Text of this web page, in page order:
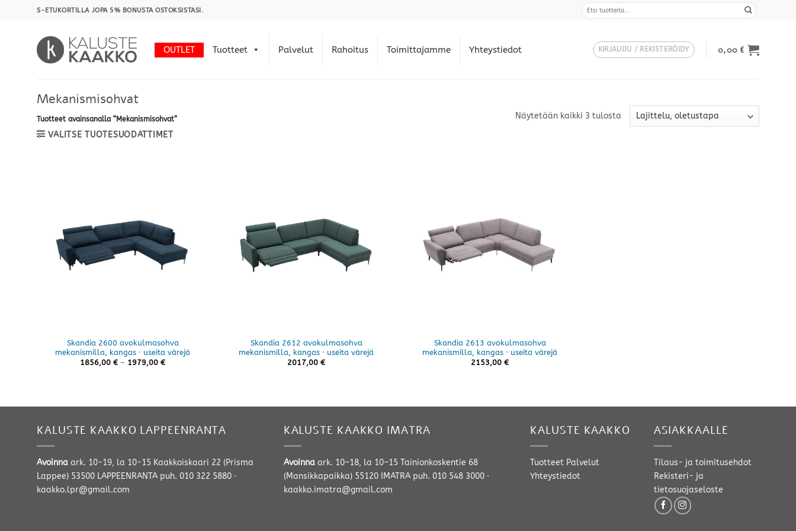
S-ETUKORTILLA JOPA 5% BONUSTA OSTOKSISTASI.
OUTLET Tuotteet Palvelut Rahoitus Toimittajamme Yhteystiedot KIRJAUDU / REKISTERÖIDY 0,00€
Mekanismisohvat
Tuotteet avainsanalla “Mekanismisohvat”
VALITSE TUOTESUODATTIMET
Näytetään kaikki 3 tulosta
Skandia 2600 avokulmasohva
mekanismilla, kangas · useita värejä
1856,00 € – 1979,00 €Hintaluokka:
Skandia 2612 avokulmasohva
mekanismilla, kangas · useita värejä
2017,00 €
Skandia 2613 avokulmasohva
mekanismilla, kangas · useita värejä
2153,00 €
KALUSTE KAAKKO LAPPEENRANTA
Avoinna ark. 10-19, la 10-15 Kaakkoiskaari 22 (Prisma
Lappee) 53500 LAPPEENRANTA puh. 010 322 5880 ·
kaakko.lpr@gmail.com
KALUSTE KAAKKO IMATRA
Avoinnaark. 10–18, la 10–15 Tainionkoskentie 68
(Mansikkapaikka) 55120 IMATRA puh. 010 548 3000·
kaakko.imatra@gmail.com
KALUSTE KAAKKO
Tuotteet Palvelut
Yhteystiedot
ASIAKKAALLE
Tilaus- ja toimitusehdot
Rekisteri- ja
tietosuojaseloste